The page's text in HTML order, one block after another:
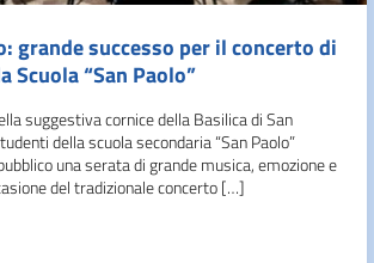
grande successo per il concerto di
Scuola “San Paolo”
suggestiva cornice della Basilica di San
della scuola secondaria “San Paolo”
una serata di grande musica, emozione e
del tradizionale concerto […]